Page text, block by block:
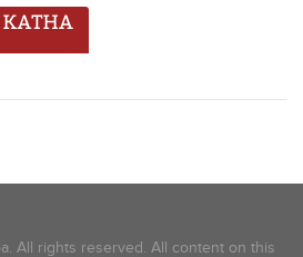
All rights reserved. All content on this